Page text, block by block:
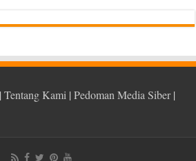
|Tentang Kami |Pedoman Media Siber|